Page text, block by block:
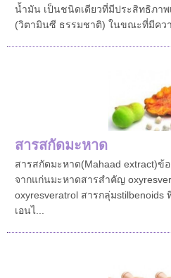
น้ำมัน เป็นชนิดเดียวที่มีประสิทธิภาพ
(วิตามินซี ธรรมชาติ) ในขณะที่มีคว
สารสกัดมะหาด
สารสกัดมะหาด(Mahaad extract)
จากแก่นมะหาดสารสำคัญ
oxyresveratrol สารกลุ่ม
เอนไ...